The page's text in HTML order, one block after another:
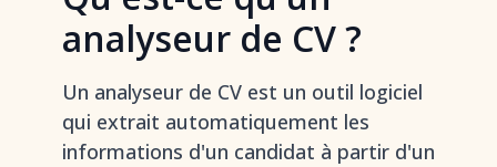
analyseur de CV ?
Un analyseur de CV est un outil logiciel
qui extrait automatiquement les
informations d'un candidat à partir d'un